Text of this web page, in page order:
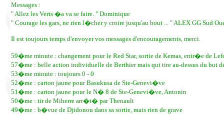
Messages :
" Allez les Verts �a va se faire. " Dominique
" Courage les gars, ne rien l�cher y croire jusqu'au bout ... " ALEX GG Sud
Il est toujours temps d'envoyer vos messages d'encouragements, merci.
59�me minute : changement pour le Red Star, sortie de Kemas, entr�e de
57�me : belle action individuelle de Berthier mais qui tire au-dessus du but
53�me minute : toujours 0 - 0
52�me : carton jaune pour Basukusa de Ste-Genevi�ve
51�me : carton jaune pour le N� 8 de Ste-Genevi�ve, Antonin
50�me : tir de Miherre arr�t� par Thenault
49�me : b�vue de Djidonou dans sa sortie, mais rien de grave